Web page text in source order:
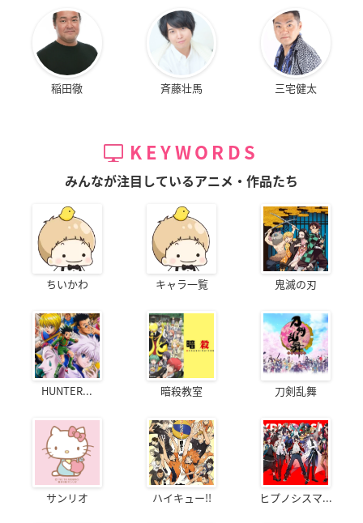
稲田徹 斉藤壮馬 三宅健太
KEYWORDS
みんなが注目しているアニメ・作品たち
ちいかわ キャラ一覧 鬼滅の刃
HUNTER... 暗殺教室 刀剣乱舞
サンリオ ハイキュー!! ヒプノシスマ...